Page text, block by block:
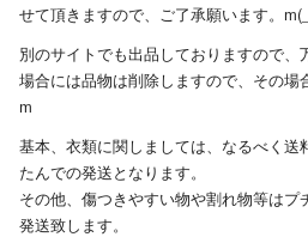
せて頂きますので、ご了承願います。
別のサイトでも出品しておりますので
場合には品物は削除しますので、その場
m
基本、衣類に関しましては、なるべく送
たんでの発送となります。
その他、傷つきやすい物や割れ物等は
発送致します。